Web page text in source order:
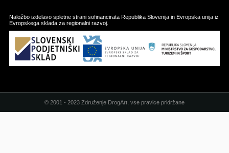
Naložbo izdelavo spletne strani sofinancirata Republika Slovenija in Evropska unija iz
Evropskega sklada za regionalni razvoj.
© 2001 - 2023 Združenje DrogArt, vse pravice pridržane